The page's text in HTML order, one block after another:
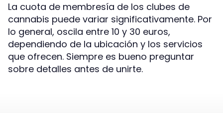
La cuota de membresía de los clubes de
cannabis puede variar significativamente. Por
lo general, oscila entre 10 y 30 euros,
dependiendo de la ubicación y los servicios
que ofrecen. Siempre es bueno preguntar
sobre detalles antes de unirte.